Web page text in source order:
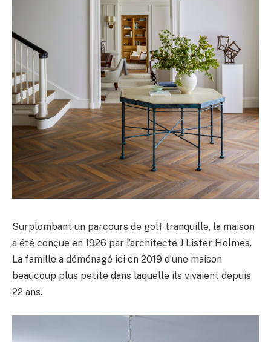
Surplombant un parcours de golf tranquille, la maison
a été conçue en 1926 par l’architecte J Lister Holmes.
La famille a déménagé ici en 2019 d’une maison
beaucoup plus petite dans laquelle ils vivaient depuis
22 ans.